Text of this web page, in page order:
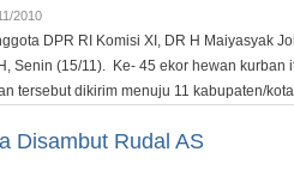
2010
DPR RI Komisi XI, DR H Maiyasyak
Senin (15/11). Ke- 45 ekor hewan
tersebut dikirim menuju 11 kabupaten/
Disambut Rudal AS